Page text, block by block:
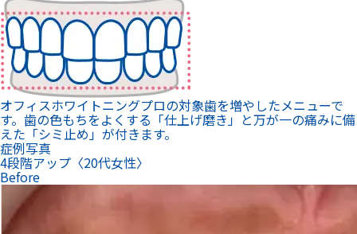
オフィスホワイトニングプロの対象歯を増やしたメニューで
す。歯の色もちをよくする「仕上げ磨き」と万が一の痛みに備
えた「シミ止め」が付きます。
症例写真
4段階アップ〈20代女性〉
Before